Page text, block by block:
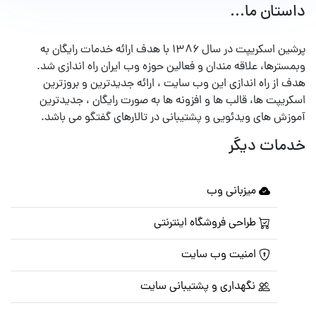
داستان ما...
پرشین اسکریپت در سال ۱۳۸۶ با هدف ارائه خدمات رایگان به
وبمسترها، علاقه مندان و فعالین حوزه وب ایران راه اندازی شد.
هدف از راه اندازی این وب سایت ، ارائه جدیدترین و بروزترین
اسکریپت ها، قالب ها و افزونه ها به صورت رایگان ، جدیدترین
آموزش های ویدئویی و پشتیبانی در تالارهای گفتگو می باشد.
خدمات دیگر
میزبانی وب
طراحی فروشگاه اینترنتی
امنیت وب سایت
نگهداری و پشتیبانی سایت